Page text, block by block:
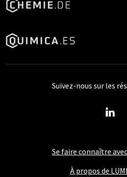
Se faire connaître
À propos de
Suivez-nous sur les